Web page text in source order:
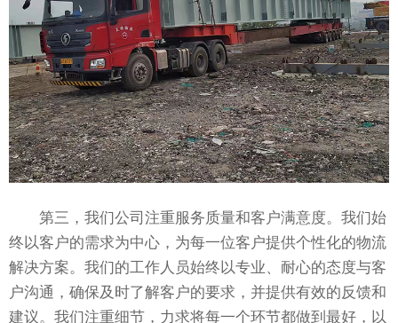
第三，我们公司注重服务质量和客户满意度。我们始
终以客户的需求为中心，为每一位客户提供个性化的物流
解决方案。我们的工作人员始终以专业、耐心的态度与客
户沟通，确保及时了解客户的要求，并提供有效的反馈和
建议。我们注重细节，力求将每一个环节都做到最好，以